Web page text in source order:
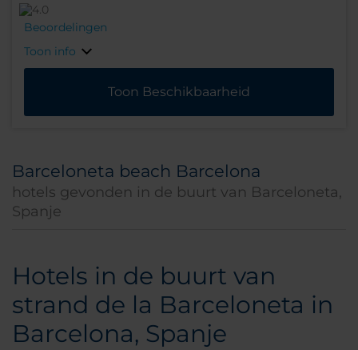
Beoordelingen
Toon info
Toon Beschikbaarheid
Barceloneta beach Barcelona
hotels gevonden in de buurt van Barceloneta,
Spanje
Hotels in de buurt van
strand de la Barceloneta in
Barcelona, Spanje